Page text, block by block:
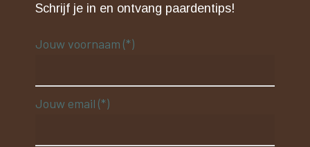
Schrijf je in en ontvang paardentips!
Jouw voornaam (*)
Jouw email (*)